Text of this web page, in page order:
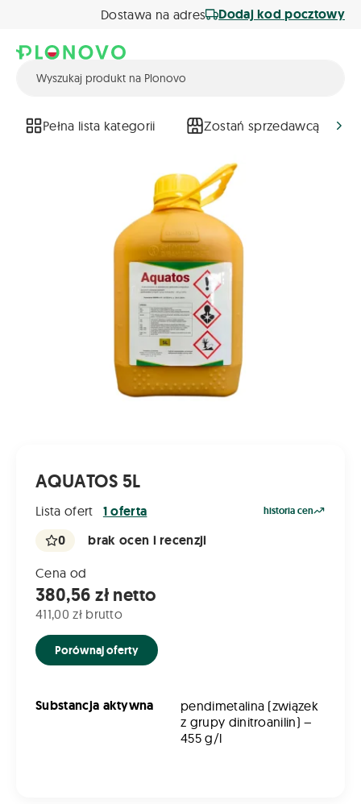
Dostawa na adres Dodaj kod pocztowy
Pełna lista kategorii Zostań sprzedawcą
AQUATOS 5L
Lista ofert 1 oferta historia cen
0 brak ocen i recenzji
Cena od
380,56 zł netto
411,00 zł brutto
Porównaj oferty
Substancja aktywna
pendimetalina (związek
z grupy dinitroanilin) –
455 g/l